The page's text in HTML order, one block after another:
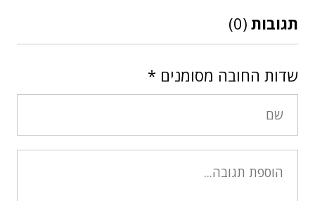
תגובות (0)
שדות החובה מסומנים *